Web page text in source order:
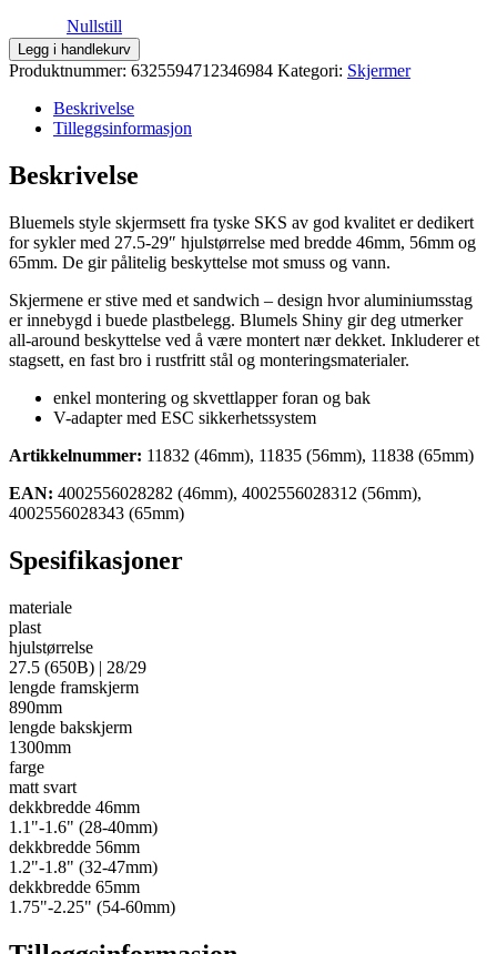
Nullstill
SKS
Bluemels
skjermsett
spoiler
matt
antall
Legg i handlekurv
Produktnummer: 6325594712346984 Kategori: Skjermer
Beskrivelse
Tilleggsinformasjon
Beskrivelse
Bluemels style skjermsett fra tyske SKS av god kvalitet er dedikert
for sykler med 27.5-29″ hjulstørrelse med bredde 46mm, 56mm og
65mm. De gir pålitelig beskyttelse mot smuss og vann.
Skjermene er stive med et sandwich – design hvor aluminiumsstag
er innebygd i buede plastbelegg. Blumels Shiny gir deg utmerker
all-around beskyttelse ved å være montert nær dekket. Inkluderer et
stagsett, en fast bro i rustfritt stål og monteringsmaterialer.
enkel montering og skvettlapper foran og bak
V-adapter med ESC sikkerhetssystem
Artikkelnummer: 11832 (46mm), 11835 (56mm), 11838 (65mm)
EAN: 4002556028282 (46mm), 4002556028312 (56mm),
4002556028343 (65mm)
Spesifikasjoner
materiale
plast
hjulstørrelse
27.5 (650B) | 28/29
lengde framskjerm
890mm
lengde bakskjerm
1300mm
farge
matt svart
dekkbredde 46mm
1.1"-1.6" (28-40mm)
dekkbredde 56mm
1.2"-1.8" (32-47mm)
dekkbredde 65mm
1.75"-2.25" (54-60mm)